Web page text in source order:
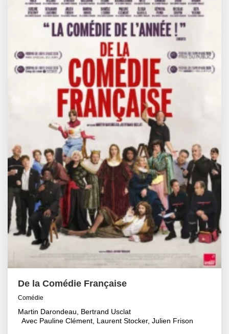
De la Comédie Française
Comédie
Martin Darondeau, Bertrand Usclat
Avec Pauline Clément, Laurent Stocker, Julien Frison